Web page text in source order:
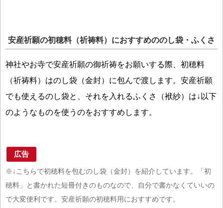
安産祈願の初穂料（祈祷料）におすすめののし袋・ふくさ
神社やお寺で安産祈願の御祈祷をお願いする際、初穂料
（祈祷料）はのし袋（金封）に包んで渡します。安産祈願
でも使えるのし袋と、それを入れるふくさ（袱紗）は↓以下
のようなものを使うのをおすすめします。
広告
※↓こちらで初穂料を包むのし袋（金封）を紹介しています。「初
穂料」と書かれた短冊付きのものなので、自分で書かなくていいの
で大変便利です。安産祈願の初穂料用におすすめです。